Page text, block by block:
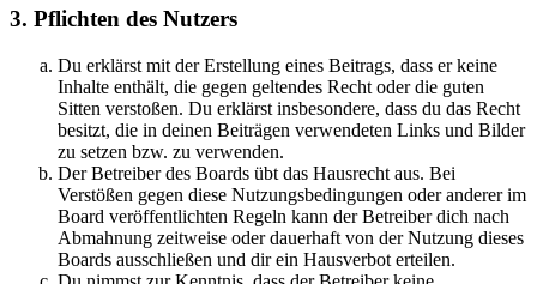
3. Pflichten des Nutzers
Du erklärst mit der Erstellung eines Beitrags, dass er keine
Inhalte enthält, die gegen geltendes Recht oder die guten
Sitten verstoßen. Du erklärst insbesondere, dass du das Recht
besitzt, die in deinen Beiträgen verwendeten Links und Bilder
zu setzen bzw. zu verwenden.
Der Betreiber des Boards übt das Hausrecht aus. Bei
Verstößen gegen diese Nutzungsbedingungen oder anderer im
Board veröffentlichten Regeln kann der Betreiber dich nach
Abmahnung zeitweise oder dauerhaft von der Nutzung dieses
Boards ausschließen und dir ein Hausverbot erteilen.